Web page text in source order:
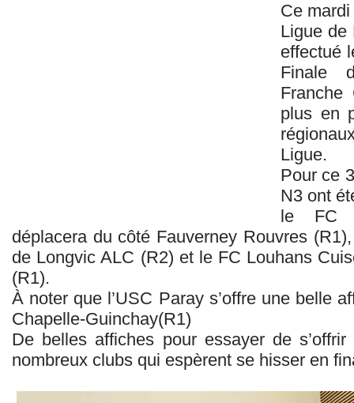
Ce
Ligue de
effectué
Finale
Franche
plus en
Ligue.
Pour ce
N3 ont
le FC
déplacera du côté Fauverney Rouvres
de Longvic ALC (R2) et le FC Louhans
(R1).
À noter que l’USC Paray s’offre une belle
Chapelle-Guinchay(R1)
De belles affiches pour essayer de
nombreux clubs qui espèrent se hisser en